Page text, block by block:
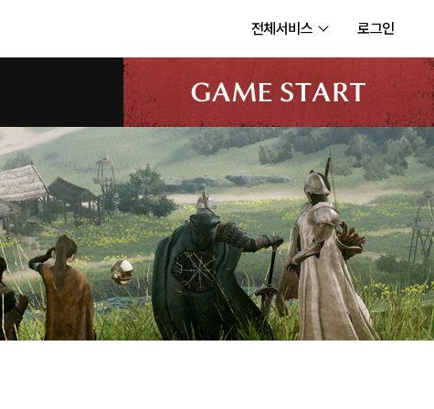
전체서비스 로그인
내정보
보안센터
고객센터
공지사항
카카오게임즈 PC방
게임코인
게임시간선택제